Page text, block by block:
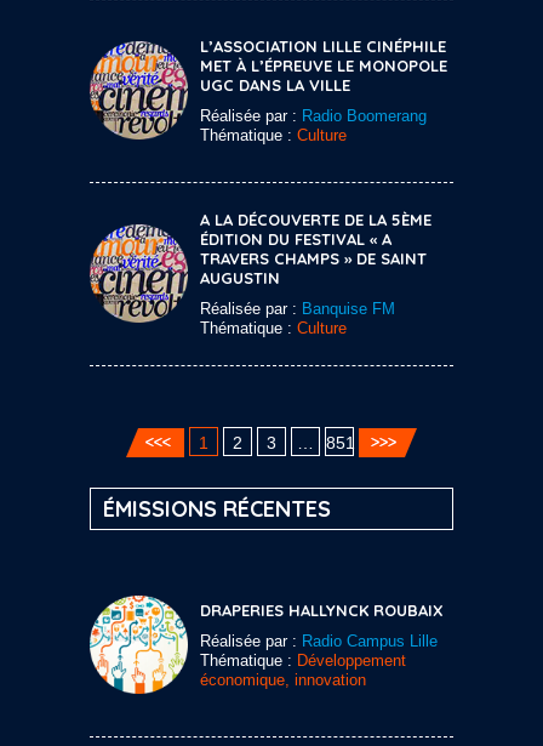
L’ASSOCIATION LILLE CINÉPHILE
MET À L’ÉPREUVE LE MONOPOLE
UGC DANS LA VILLE
Réalisée par : Radio Boomerang
Thématique : Culture
A LA DÉCOUVERTE DE LA 5ÈME
ÉDITION DU FESTIVAL « A
TRAVERS CHAMPS » DE SAINT
AUGUSTIN
Réalisée par : Banquise FM
Thématique : Culture
1 2 3 851
ÉMISSIONS RÉCENTES
DRAPERIES HALLYNCK ROUBAIX
Réalisée par : Radio Campus Lille
Thématique : Développement
économique, innovation